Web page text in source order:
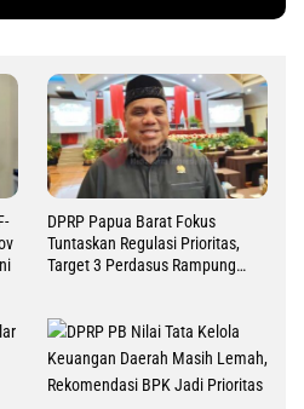
DPRP Papua Barat Fokus
Tuntaskan Regulasi Prioritas,
Target 3 Perdasus Rampung